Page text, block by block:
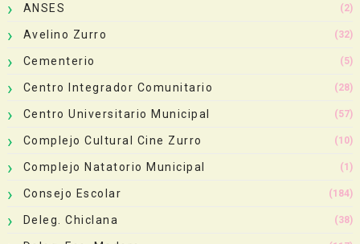
ANSES (2)
Avelino Zurro (32)
Cementerio (5)
Centro Integrador Comunitario (28)
Centro Universitario Municipal (57)
Complejo Cultural Cine Zurro (10)
Complejo Natatorio Municipal (1)
Consejo Escolar (184)
Deleg. Chiclana (38)